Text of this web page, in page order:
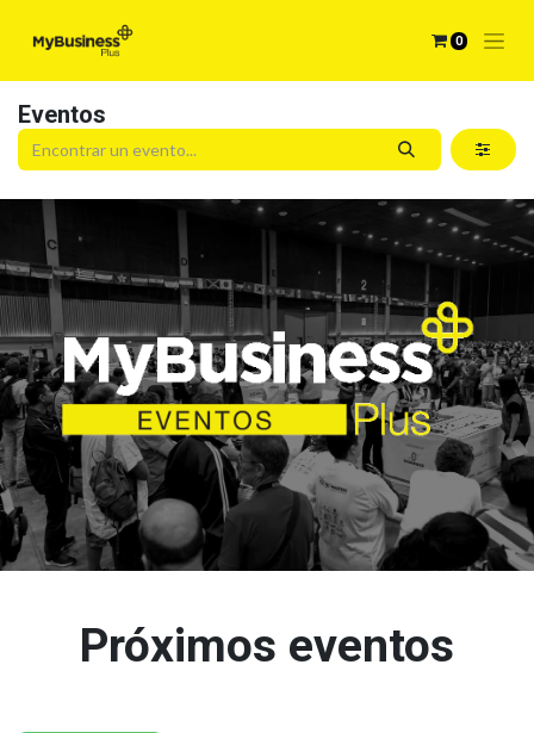
0
Eventos
Próximos eventos